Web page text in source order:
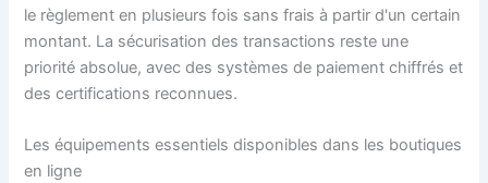
le règlement en plusieurs fois sans frais à partir d'un certain
montant. La sécurisation des transactions reste une
priorité absolue, avec des systèmes de paiement chiffrés et
des certifications reconnues.
Les équipements essentiels disponibles dans les boutiques
en ligne